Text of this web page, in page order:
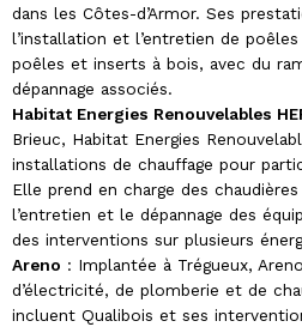
dans les Côtes-d’Armor. Ses
l’installation et l’entretien de
poêles et inserts à bois, avec du
dépannage associés.
Habitat Energies Renouvelables
Brieuc, Habitat Energies
installations de chauffage pour
Elle prend en charge des
l’entretien et le dépannage des
des interventions sur plusieurs
Areno : Implantée à Trégueux,
d’électricité, de plomberie et de
incluent Qualibois et ses